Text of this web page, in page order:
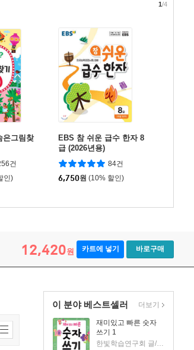
은그림찾
건
인)
EBS 참 쉬운 급수 한자 8
급 (2026년용)
84건
6,750원 (10% 할인)
1/4
12,420원 카트에 넣기 바로구매
이 분야 베스트셀러
재미있고 빠른 숫자
쓰기 1
한빛학습연구회 글/최은서 그림
더보기